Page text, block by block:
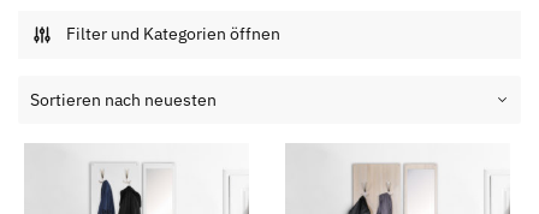
Filter und Kategorien öffnen